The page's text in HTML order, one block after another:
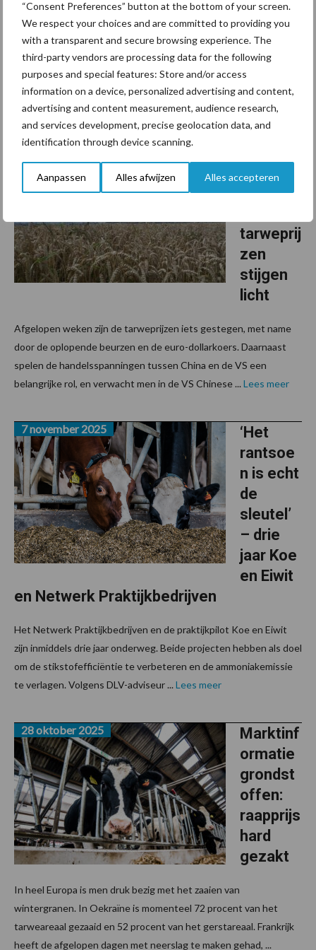
“Consent Preferences” button at the bottom of your screen.
We respect your choices and are committed to providing you
with a transparent and secure browsing experience. The
third-party vendors are processing data for the following
purposes and special features: Store and/or access
information on a device, personalized advertising and content,
advertising and content measurement, audience research,
and services development, precise geolocation data, and
identification through device scanning.
Aanpassen Alles afwijzen Alles accepteren
Bunge en ForFarmers zijn een strategisch partnerschap
aangegaan om de duurzaamheid van de Europese sojaketen te
versterken. Met de overeenkomst zetten beide bedrijven een
Lees meer
ormatie
grondst
tarweprij
zen
stijgen
licht
17 november 2025
Afgelopen weken zijn de tarweprijzen iets gestegen, met name
door de oplopende beurzen en de euro-dollarkoers. Daarnaast
spelen de handelsspanningen tussen China en de VS een
belangrijke rol, en verwacht men in de VS Chinese ... Lees meer
‘Het
rantsoe
n is echt
de
sleutel’
– drie
jaar Koe
en Eiwit
en Netwerk Praktijkbedrijven
7 november 2025
Het Netwerk Praktijkbedrijven en de praktijkpilot Koe en Eiwit
zijn inmiddels drie jaar onderweg. Beide projecten hebben als doel
om de stikstofefficiëntie te verbeteren en de ammoniakemissie
te verlagen. Volgens DLV-adviseur ... Lees meer
Marktinf
ormatie
grondst
offen:
raapprijs
hard
gezakt
28 oktober 2025
In heel Europa is men druk bezig met het zaaien van
wintergranen. In Oekraïne is momenteel 72 procent van het
tarweareaal gezaaid en 52 procent van het gerstareaal. Frankrijk
heeft de afgelopen dagen met neerslag te maken gehad, ...